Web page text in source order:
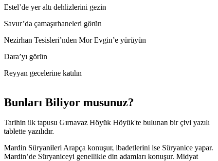
Estel’de yer altı dehlizlerini gezin
Savur’da çamaşırhaneleri görün
Nezirhan Tesisleri’nden Mor Evgin’e yürüyün
Dara’yı görün
Reyyan gecelerine katılın
Bunları Biliyor musunuz?
Tarihin ilk tapusu Gırnavaz Höyük Höyük'te bulunan bir çivi yazılı
tablette yazılıdır.
Mardin Süryanileri Arapça konuşur, ibadetlerini ise Süryanice yapar.
Mardin’de Süryaniceyi genellikle din adamları konuşur. Midyat